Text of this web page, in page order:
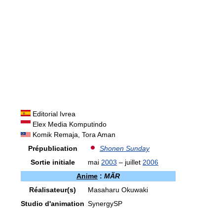
Editorial Ivrea
Elex Media Komputindo
Komik Remaja, Tora Aman
Prépublication
Shonen Sunday
Sortie initiale
mai 2003 – juillet 2006
Anime : MÄR
Réalisateur(s)
Masaharu Okuwaki
Studio d'animation SynergySP